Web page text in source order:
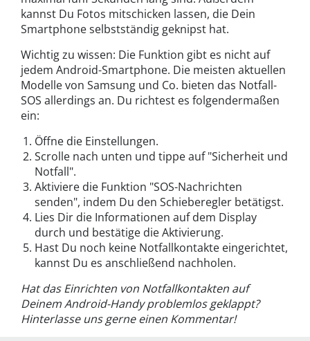
kannst Du Fotos mitschicken lassen, die Dein
Smartphone selbstständig geknipst hat.
Wichtig zu wissen: Die Funktion gibt es nicht auf
jedem Android-Smartphone. Die meisten aktuellen
Modelle von Samsung und Co. bieten das Notfall-
SOS allerdings an. Du richtest es folgendermaßen
ein:
Öffne die Einstellungen.
Scrolle nach unten und tippe auf "Sicherheit und
Notfall".
Aktiviere die Funktion "SOS-Nachrichten
senden", indem Du den Schieberegler betätigst.
Lies Dir die Informationen auf dem Display
durch und bestätige die Aktivierung.
Hast Du noch keine Notfallkontakte eingerichtet,
kannst Du es anschließend nachholen.
Hat das Einrichten von Notfallkontakten auf
Deinem Android-Handy problemlos geklappt?
Hinterlasse uns gerne einen Kommentar!